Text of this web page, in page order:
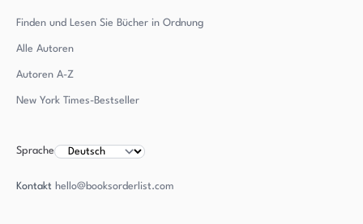
Finden und Lesen Sie Bücher in Ordnung
Alle Autoren
Autoren A-Z
New York Times-Bestseller
Sprache
Kontakt hello@booksorderlist.com